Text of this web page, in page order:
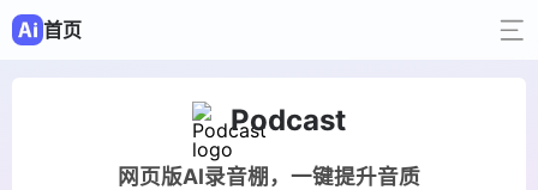
首页
Podcast
网页版AI录音棚，一键提升音质